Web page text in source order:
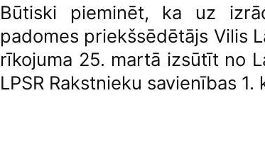
Būtiski pieminēt, ka uz
padomes priekšsēdētājs Vilis
rīkojuma 25. martā izsūtīt no
LPSR Rakstnieku savienības 1.